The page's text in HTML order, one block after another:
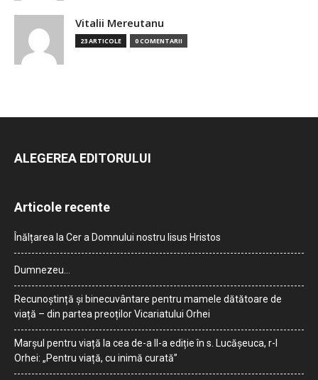
Vitalii Mereutanu
23 ARTICOLE 0 COMENTARII
ALEGEREA EDITORULUI
Articole recente
Înălțarea la Cer a Domnului nostru Iisus Hristos
Dumnezeu…
Recunoștință și binecuvântare pentru mamele dătătoare de
viață – din partea preoților Vicariatului Orhei
Marșul pentru viață la cea de-a II-a ediție în s. Lucășeuca, r-l
Orhei: „Pentru viață, cu inimă curată”